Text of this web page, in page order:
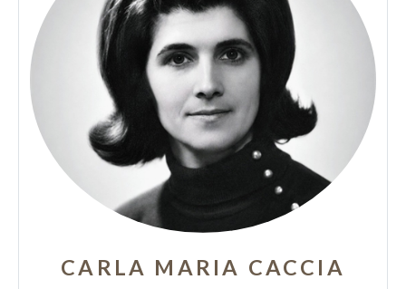
CARLA MARIA CACCIA